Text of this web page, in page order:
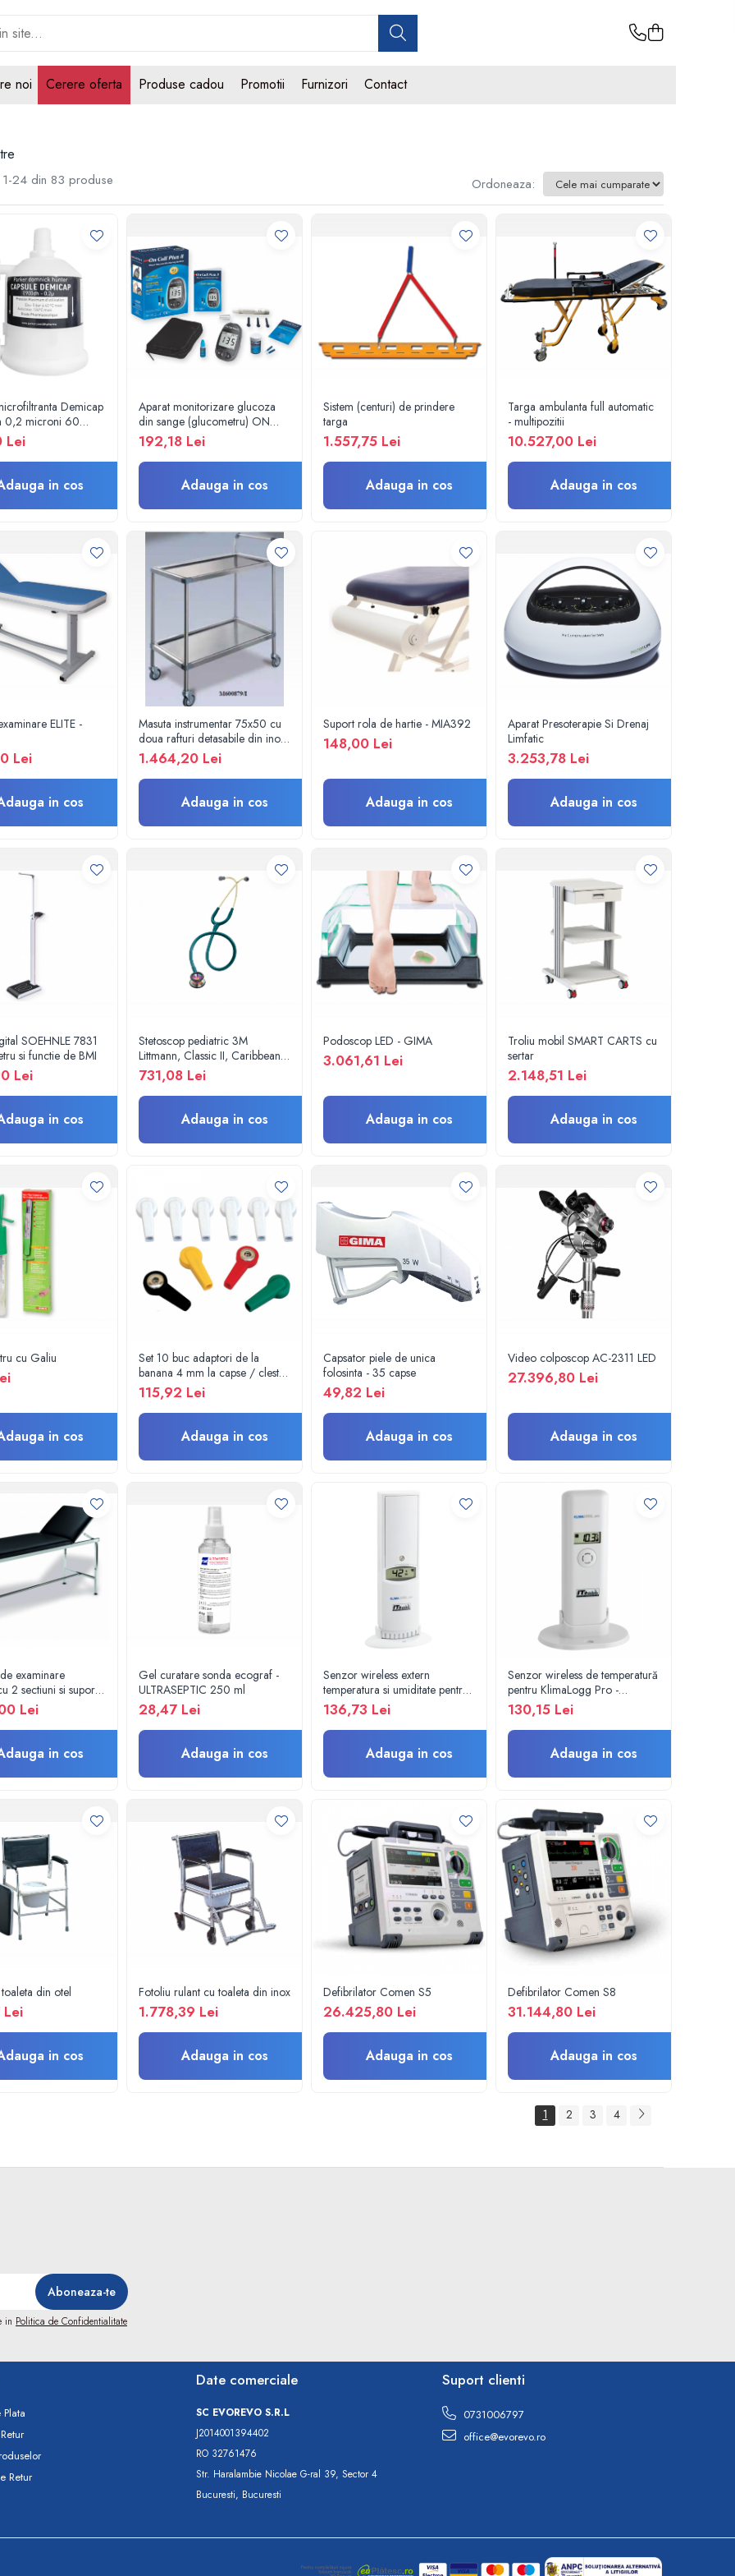
noi Cerere oferta Produse cadou Promotii Furnizori Contact
1-24 din 83 produse Ordoneaza:
Demicap
0,2 microni 60
gros
Lei
in cos
Aparat monitorizare glucoza
din sange (glucometru) ON
CALL PLUS II - set complet
192,18 Lei
Adauga in cos
Sistem (centuri) de prindere
targa
1.557,75 Lei
Adauga in cos
Targa ambulanta full automatic
- multipozitii
10.527,00 Lei
Adauga in cos
ELITE -
Lei
in cos
Masuta instrumentar 75x50 cu
doua rafturi detasabile din inox
- M600879/I
1.464,20 Lei
Adauga in cos
Suport rola de hartie - MIA392
148,00 Lei
Adauga in cos
Aparat Presoterapie Si Drenaj
Limfatic
3.253,78 Lei
Adauga in cos
SOEHNLE 7831
si functie de BMI
Lei
in cos
Stetoscop pediatric 3M
Littmann, Classic II, Caribbean
Blue 2153
731,08 Lei
Adauga in cos
Podoscop LED - GIMA
3.061,61 Lei
Adauga in cos
Troliu mobil SMART CARTS cu
sertar
2.148,51 Lei
Adauga in cos
cu Galiu
in cos
Set 10 buc adaptori de la
banana 4 mm la capse / cleste
ekg
115,92 Lei
Adauga in cos
Capsator piele de unica
folosinta - 35 capse
49,82 Lei
Adauga in cos
Video colposcop AC-2311 LED
27.396,80 Lei
Adauga in cos
examinare
2 sectiuni si suport
Lei
in cos
Gel curatare sonda ecograf -
ULTRASEPTIC 250 ml
28,47 Lei
Adauga in cos
Senzor wireless extern
temperatura si umiditate pentru
KLIMALOGG PRO - 30.3180IT
136,73 Lei
Adauga in cos
Senzor wireless de temperatură
pentru KlimaLogg Pro -
30.3181IT
130,15 Lei
Adauga in cos
din otel
in cos
Fotoliu rulant cu toaleta din inox
1.778,39 Lei
Adauga in cos
Defibrilator Comen S5
26.425,80 Lei
Adauga in cos
Defibrilator Comen S8
31.144,80 Lei
Adauga in cos
1 2 3 4
in Politica de Confidentialitate
Retur
Date comerciale
SC​ ​EVOREVO​ ​S.R.L
J2014001394402
RO 32761476
Str. Haralambie Nicolae G-ral 39, Sector 4
Bucuresti, Bucuresti
Suport clienti
0731006797
office@evorevo.ro